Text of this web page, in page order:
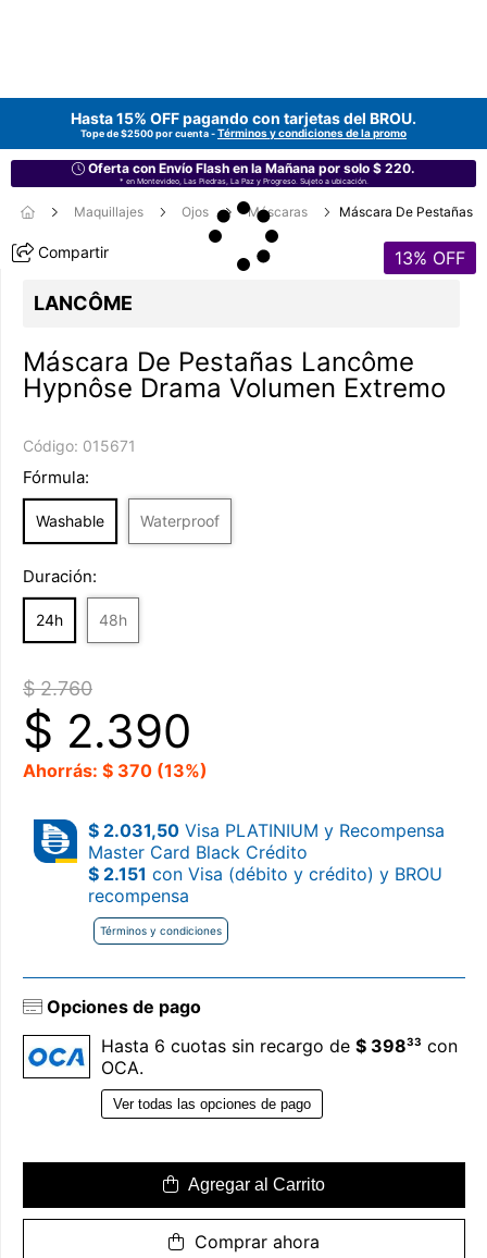
Hasta 15% OFF pagando con tarjetas del BROU.
Tope de $2500 por cuenta -Términos y condiciones de la promo
Oferta con Envío Flash en la Mañana por solo $ 220.
* en Montevideo, Las Piedras, La Paz y Progreso. Sujeto a ubicación.
Maquillajes Ojos Máscaras Máscara De Pestañas
Compartir 13% OFF
LANCÔME
Máscara De Pestañas Lancôme
Hypnôse Drama Volumen Extremo
Código: 015671
Fórmula:
Washable Waterproof
Duración:
24h 48h
$ 2.760
$ 2.390
Ahorrás: $ 370 (13%)
$ 2.031,50 Visa PLATINIUM y Recompensa
Master Card Black Crédito
$ 2.151 con Visa (débito y crédito) y BROU
recompensa
Términos y condiciones
Opciones de pago
Hasta 6 cuotas sin recargo de $ 39833 con
OCA.
Ver todas las opciones de pago
Agregar al Carrito
Comprar ahora